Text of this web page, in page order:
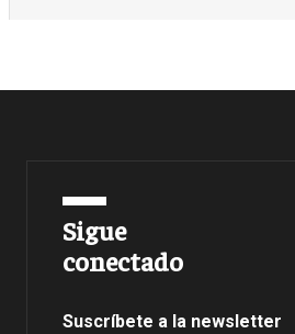
Sigue
conectado
Suscríbete a la newsletter